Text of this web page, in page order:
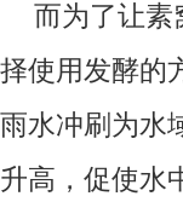
而为了让素
择使用发酵的
雨水冲刷为水
升高，促使水